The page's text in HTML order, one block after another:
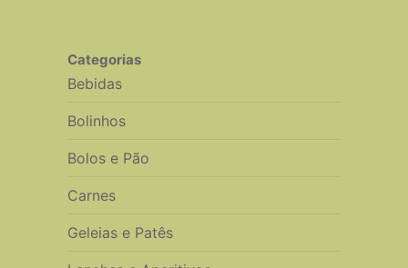
Categorias
Bebidas
Bolinhos
Bolos e Pão
Carnes
Geleias e Patês